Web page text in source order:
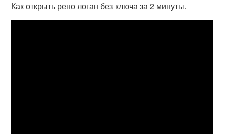
Как открыть рено логан без ключа за 2 минуты.